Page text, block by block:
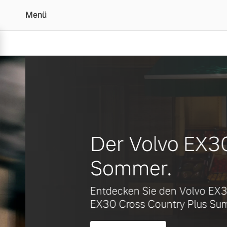
Ihr Volvo Händler in
Menü
Der Volvo
Sommer.
Entdecken Sie den Volvo EX30
EX30 Cross Country Plus